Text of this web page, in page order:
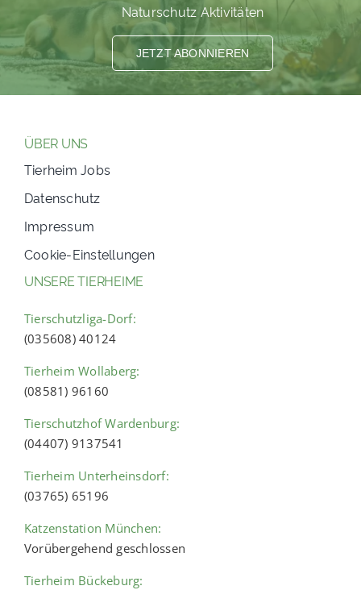
Naturschutz Aktivitäten
JETZT ABONNIEREN
ÜBER UNS
Tierheim Jobs
Datenschutz
Impressum
Cookie-Einstellungen
UNSERE TIERHEIME
Tierschutzliga-Dorf:
(035608) 40124
Tierheim Wollaberg:
(08581) 96160
Tierschutzhof Wardenburg:
(04407) 9137541
Tierheim Unterheinsdorf:
(03765) 65196
Katzenstation München:
Vorübergehend geschlossen
Tierheim Bückeburg: